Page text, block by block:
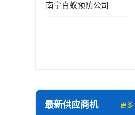
南宁白蚁预防公司
最新供应商机 更多